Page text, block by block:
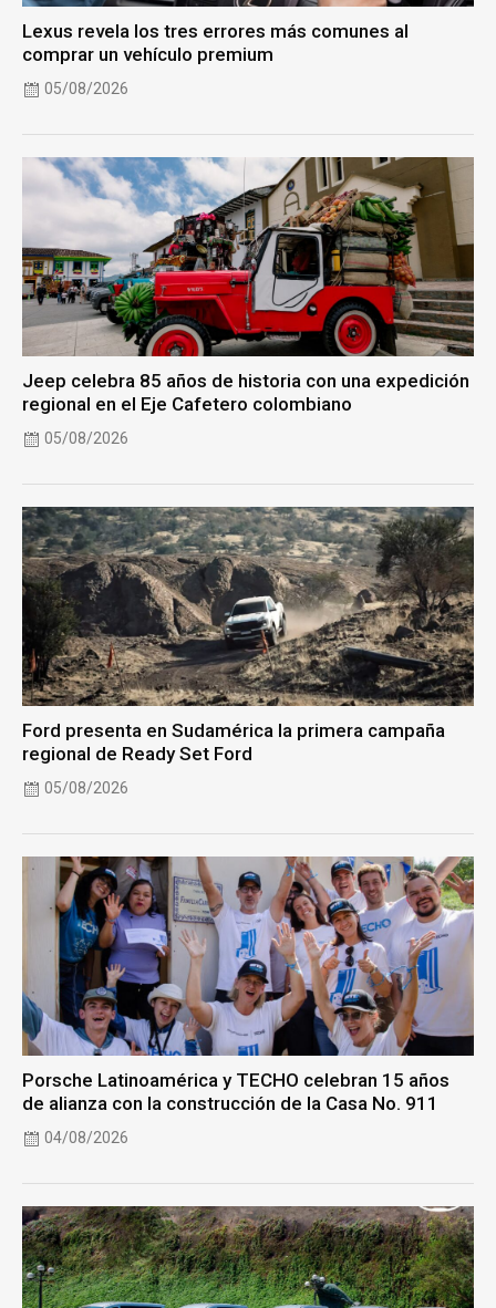
Lexus revela los tres errores más comunes al
comprar un vehículo premium
05/08/2026
Jeep celebra 85 años de historia con una expedición
regional en el Eje Cafetero colombiano
05/08/2026
Ford presenta en Sudamérica la primera campaña
regional de Ready Set Ford
05/08/2026
Porsche Latinoamérica y TECHO celebran 15 años
de alianza con la construcción de la Casa No. 911
04/08/2026